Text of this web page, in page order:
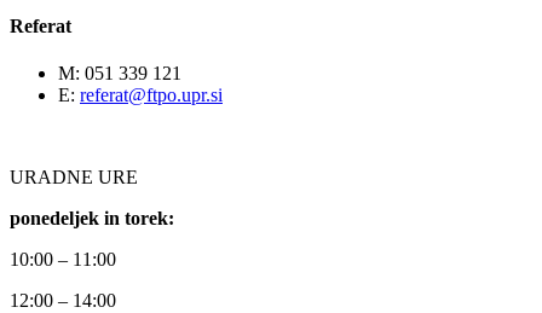
Referat
M: 051 339 121
E: referat@ftpo.upr.si
URADNE URE
ponedeljek in torek:
10:00 – 11:00
12:00 – 14:00